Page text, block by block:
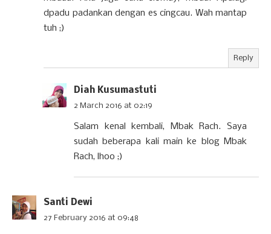
dpadu padankan dengan es cingcau. Wah mantap
tuh ;)
Reply
Diah Kusumastuti
2 March 2016 at 02:19
Salam kenal kembali, Mbak Rach. Saya
sudah beberapa kali main ke blog Mbak
Rach, lhoo ;)
Santi Dewi
27 February 2016 at 09:48